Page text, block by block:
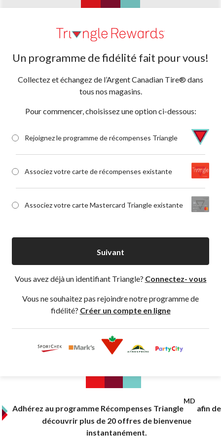
Un programme de fidélité fait pour vous!
Collectez et échangez de l’Argent Canadian Tire® dans
tous nos magasins.
Pour commencer, choisissez une option ci-dessous:
Rejoignez le programme de récompenses Triangle
Associez votre carte de récompenses existante
Associez votre carte Mastercard Triangle existante
Suivant
Vous avez déjà un identifiant Triangle? Connectez- vous
Vous ne souhaitez pas rejoindre notre programme de
fidélité? Créer un compte en ligne
Adhérez au programme Récompenses Triangle
MD
afin de
découvrir plus de 20 offres de bienvenue
instantanément.